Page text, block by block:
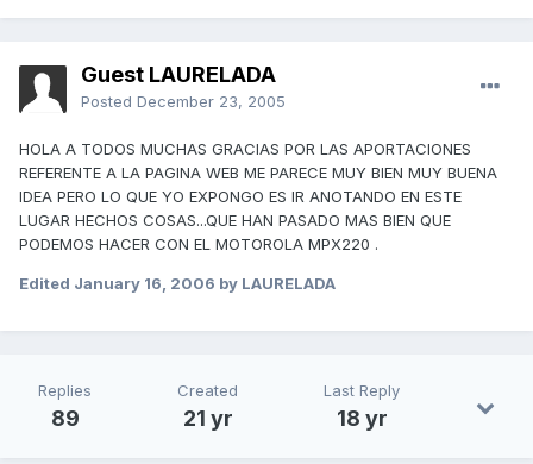
Guest LAURELADA
Posted December 23, 2005
HOLA A TODOS MUCHAS GRACIAS POR LAS APORTACIONES
REFERENTE A LA PAGINA WEB ME PARECE MUY BIEN MUY BUENA
IDEA PERO LO QUE YO EXPONGO ES IR ANOTANDO EN ESTE
LUGAR HECHOS COSAS...QUE HAN PASADO MAS BIEN QUE
PODEMOS HACER CON EL MOTOROLA MPX220 .
Edited January 16, 2006 by LAURELADA
Replies
89
Created
21 yr
Last Reply
18 yr